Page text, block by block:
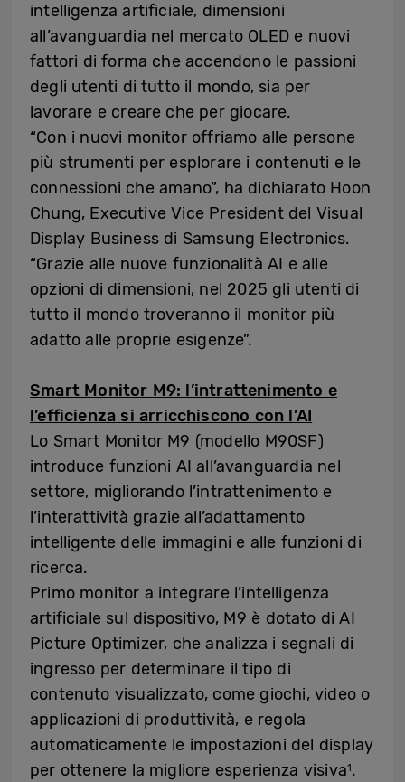
intelligenza artificiale, dimensioni
all’avanguardia nel mercato OLED e nuovi
fattori di forma che accendono le passioni
degli utenti di tutto il mondo, sia per
lavorare e creare che per giocare.
“Con i nuovi monitor offriamo alle persone
più strumenti per esplorare i contenuti e le
connessioni che amano”, ha dichiarato Hoon
Chung, Executive Vice President del Visual
Display Business di Samsung Electronics.
“Grazie alle nuove funzionalità AI e alle
opzioni di dimensioni, nel 2025 gli utenti di
tutto il mondo troveranno il monitor più
adatto alle proprie esigenze”.
Smart Monitor M9: l’intrattenimento e
l’efficienza si arricchiscono con l’AI
Lo Smart Monitor M9 (modello M90SF)
introduce funzioni AI all’avanguardia nel
settore, migliorando l’intrattenimento e
l’interattività grazie all’adattamento
intelligente delle immagini e alle funzioni di
ricerca.
Primo monitor a integrare l’intelligenza
artificiale sul dispositivo, M9 è dotato di AI
Picture Optimizer, che analizza i segnali di
ingresso per determinare il tipo di
contenuto visualizzato, come giochi, video o
applicazioni di produttività, e regola
automaticamente le impostazioni del display
per ottenere la migliore esperienza visiva1.